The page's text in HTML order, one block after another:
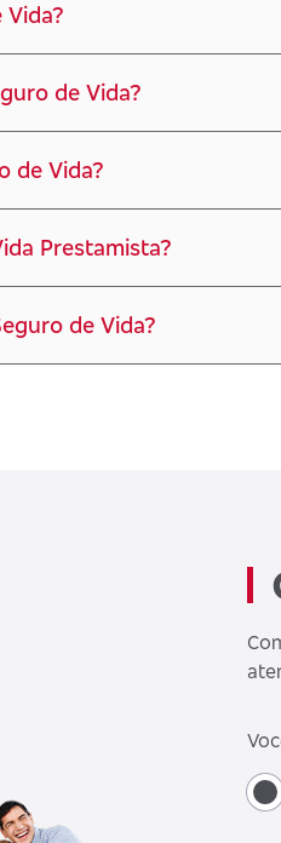
Vida?
de Vida?
de Vida?
Prestamista?
de Vida?